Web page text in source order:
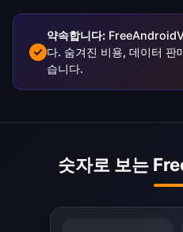
약속합니다:
다. 숨겨진 비용, 데이터 판
습니다.
숫자로 보는